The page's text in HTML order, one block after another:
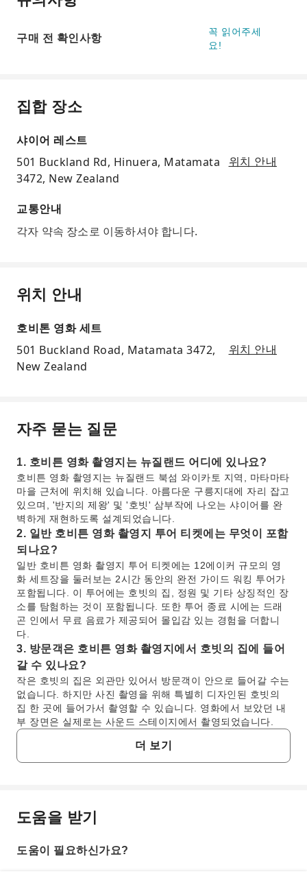
구매 전 확인사항
꼭 읽어주세
요!
집합 장소
샤이어 레스트
501 Buckland Rd, Hinuera, Matamata
3472, New Zealand
위치 안내
교통안내
각자 약속 장소로 이동하셔야 합니다.
위치 안내
호비톤 영화 세트
501 Buckland Road, Matamata 3472,
New Zealand
위치 안내
자주 묻는 질문
1. 호비튼 영화 촬영지는 뉴질랜드 어디에 있나요?
호비튼 영화 촬영지는 뉴질랜드 북섬 와이카토 지역, 마타마타
마을 근처에 위치해 있습니다. 아름다운 구릉지대에 자리 잡고
있으며, '반지의 제왕' 및 '호빗' 삼부작에 나오는 샤이어를 완
벽하게 재현하도록 설계되었습니다.
2. 일반 호비튼 영화 촬영지 투어 티켓에는 무엇이 포함
되나요?
일반 호비튼 영화 촬영지 투어 티켓에는 12에이커 규모의 영
화 세트장을 둘러보는 2시간 동안의 완전 가이드 워킹 투어가
포함됩니다. 이 투어에는 호빗의 집, 정원 및 기타 상징적인 장
소를 탐험하는 것이 포함됩니다. 또한 투어 종료 시에는 드래
곤 인에서 무료 음료가 제공되어 몰입감 있는 경험을 더합니
다.
3. 방문객은 호비튼 영화 촬영지에서 호빗의 집에 들어
갈 수 있나요?
작은 호빗의 집은 외관만 있어서 방문객이 안으로 들어갈 수는
없습니다. 하지만 사진 촬영을 위해 특별히 디자인된 호빗의
집 한 곳에 들어가서 촬영할 수 있습니다. 영화에서 보았던 내
부 장면은 실제로는 사운드 스테이지에서 촬영되었습니다.
4. 호비튼 영화 촬영지의 일반적인 가이드 투어 시간은
합니다.
5. 가이드 투어 없이 호비튼 영화 촬영지를 방문할 수
아니요, 호비튼 영화 촬영지 방문은 가이드 투어를 통해서만
더 보기
자주 묻는 질문
1. 호비튼 영화 촬영지는 뉴질랜드 어디에 있나요?
도움을 받기
도움이 필요하신가요?